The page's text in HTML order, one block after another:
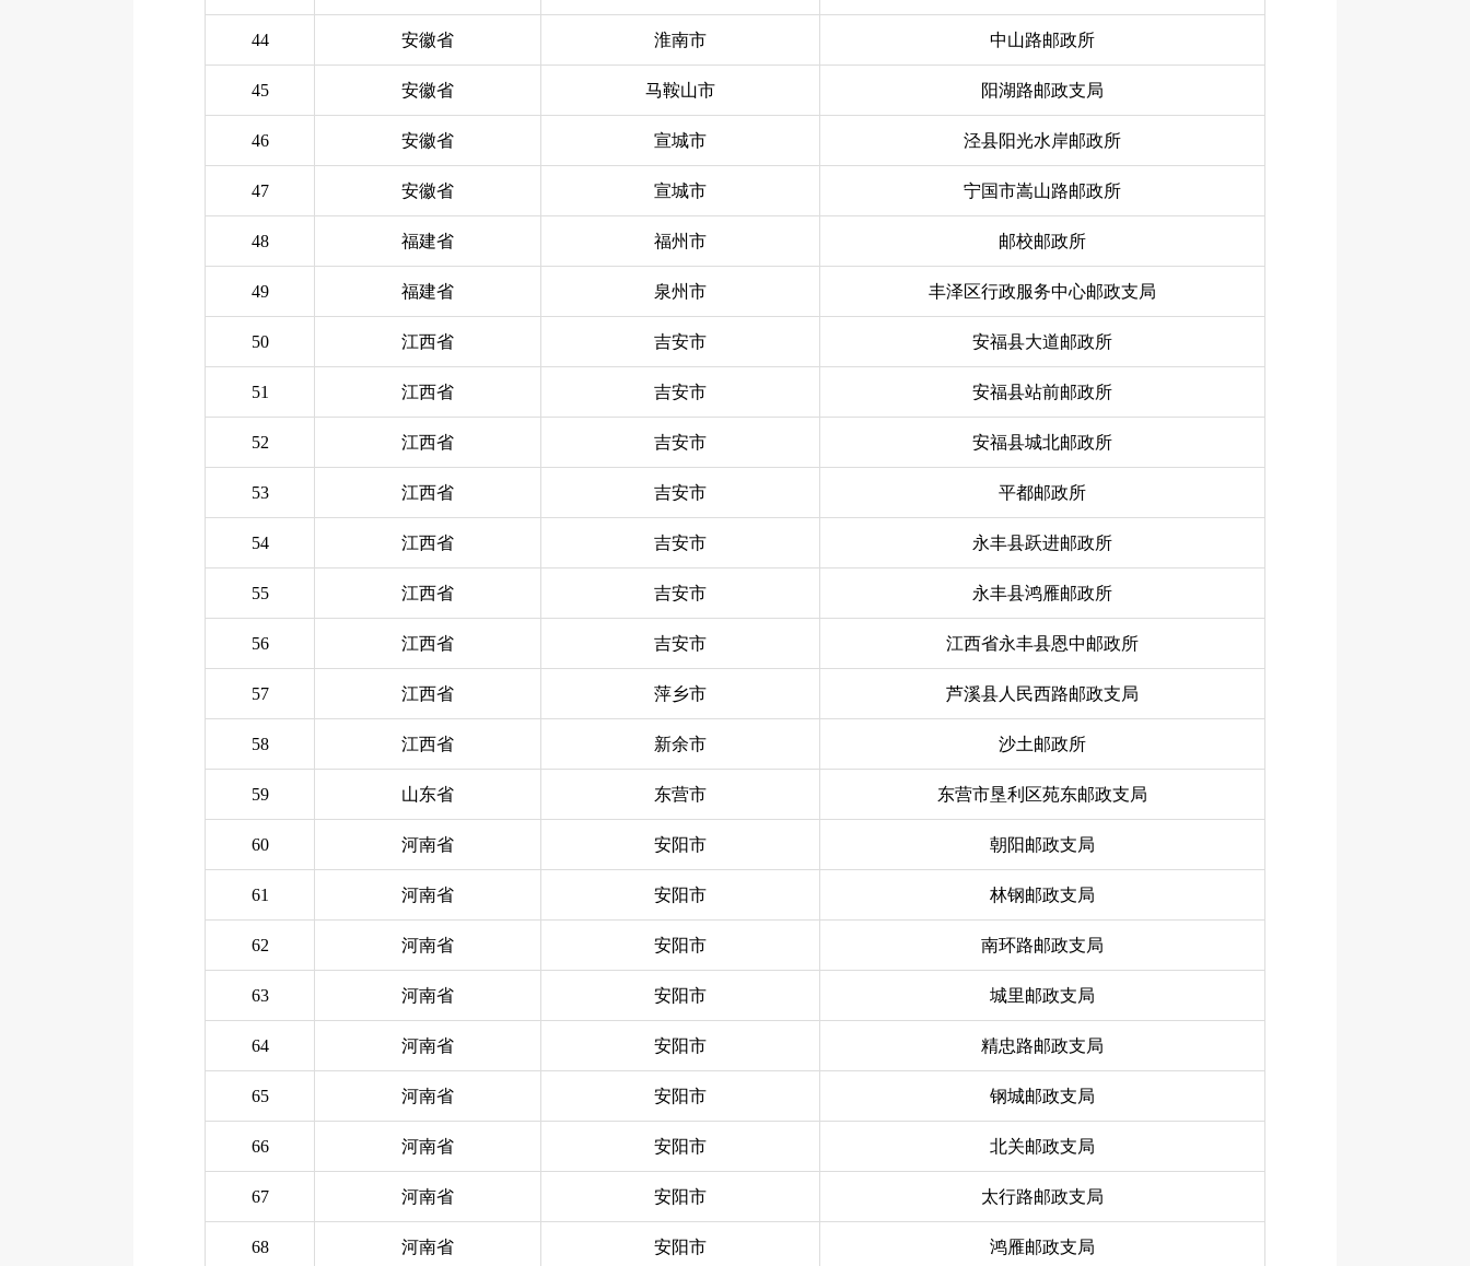
44 安徽省 淮南市 中山路邮政所
45 安徽省 马鞍山市 阳湖路邮政支局
46 安徽省 宣城市 泾县阳光水岸邮政所
47 安徽省 宣城市 宁国市嵩山路邮政所
48 福建省 福州市 邮校邮政所
49 福建省 泉州市 丰泽区行政服务中心邮政支局
50 江西省 吉安市 安福县大道邮政所
51 江西省 吉安市 安福县站前邮政所
52 江西省 吉安市 安福县城北邮政所
53 江西省 吉安市 平都邮政所
54 江西省 吉安市 永丰县跃进邮政所
55 江西省 吉安市 永丰县鸿雁邮政所
56 江西省 吉安市 江西省永丰县恩中邮政所
57 江西省 萍乡市 芦溪县人民西路邮政支局
58 江西省 新余市 沙土邮政所
59 山东省 东营市 东营市垦利区苑东邮政支局
60 河南省 安阳市 朝阳邮政支局
61 河南省 安阳市 林钢邮政支局
62 河南省 安阳市 南环路邮政支局
63 河南省 安阳市 城里邮政支局
64 河南省 安阳市 精忠路邮政支局
65 河南省 安阳市 钢城邮政支局
66 河南省 安阳市 北关邮政支局
67 河南省 安阳市 太行路邮政支局
68 河南省 安阳市 鸿雁邮政支局